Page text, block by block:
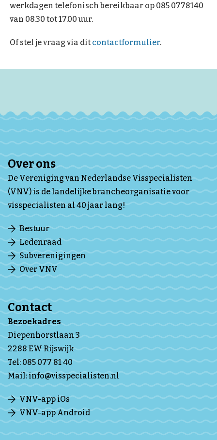
werkdagen telefonisch bereikbaar op 085 0778140
van 08.30 tot 17.00 uur.
Of stel je vraag via dit contactformulier.
Over ons
De Vereniging van Nederlandse Visspecialisten
(VNV) is de landelijke brancheorganisatie voor
visspecialisten al 40 jaar lang!
Bestuur
Ledenraad
Subverenigingen
Over VNV
Contact
Bezoekadres
Diepenhorstlaan 3
2288 EW Rijswijk
Tel:085 077 81 40
Mail:info@visspecialisten.nl
VNV-app iOs
VNV-app Android